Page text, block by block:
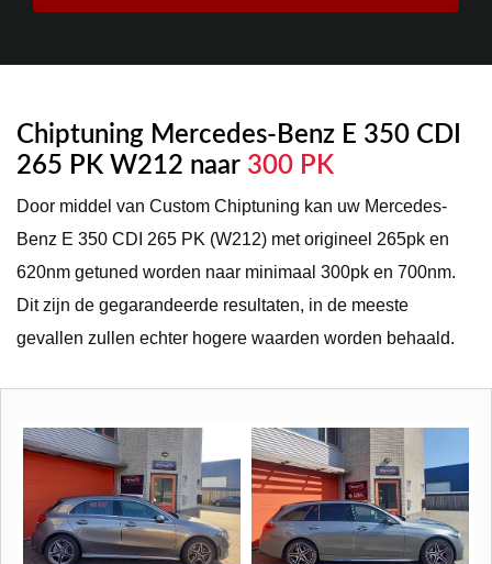
Chiptuning Mercedes-Benz E 350 CDI
265 PK W212 naar 300 PK
Door middel van Custom Chiptuning kan uw Mercedes-
Benz E 350 CDI 265 PK (W212) met origineel 265pk en
620nm getuned worden naar minimaal 300pk en 700nm.
Dit zijn de gegarandeerde resultaten, in de meeste
gevallen zullen echter hogere waarden worden behaald.